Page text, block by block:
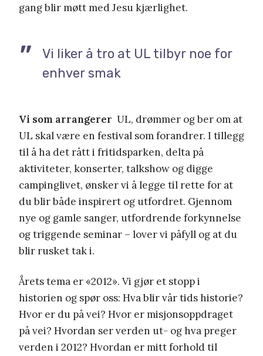
gang blir møtt med Jesu kjærlighet.
Vi liker å tro at UL tilbyr noe for
enhver smak
Vi som arrangerer UL, drømmer og ber om at
UL skal være en festival som forandrer. I tillegg
til å ha det rått i fritidsparken, delta på
aktiviteter, konserter, talkshow og digge
campinglivet, ønsker vi å legge til rette for at
du blir både inspirert og utfordret. Gjennom
nye og gamle sanger, utfordrende forkynnelse
og triggende seminar – lover vi påfyll og at du
blir rusket tak i.
Årets tema er «2012». Vi gjør et stopp i
historien og spør oss: Hva blir vår tids historie?
Hvor er du på vei? Hvor er misjonsoppdraget
på vei? Hvordan ser verden ut- og hva preger
verden i 2012? Hvordan er mitt forhold til